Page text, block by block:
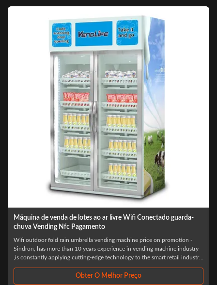
Máquina de venda automática de leite inteligente 500W para
portas duplas ISO90001 homologada
top sale id card reader smart fridge ice cream milk vending machine for
foods and drinks Specification: Excellent clients credibility (Carefully
selected,Before settlement,Resolve your consumption worries) Minimalist
Obter O Melhor Preço